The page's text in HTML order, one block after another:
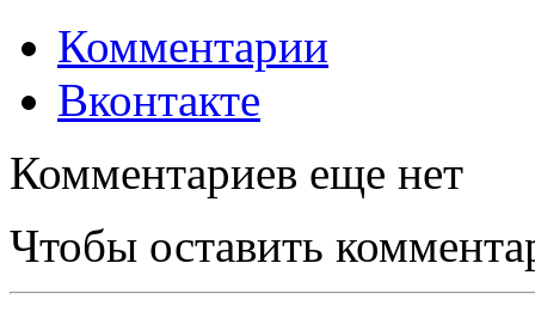
Комментарии
Вконтакте
Комментариев еще нет
Чтобы оставить